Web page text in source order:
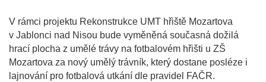
V rámci projektu Rekonstrukce UMT hřiště Mozartova
v Jablonci nad Nisou bude vyměněná současná dožilá
hrací plocha z umělé trávy na fotbalovém hřišti u ZŠ
Mozartova za nový umělý trávník, který dostane posléze i
lajnování pro fotbalová utkání dle pravidel FAČR.